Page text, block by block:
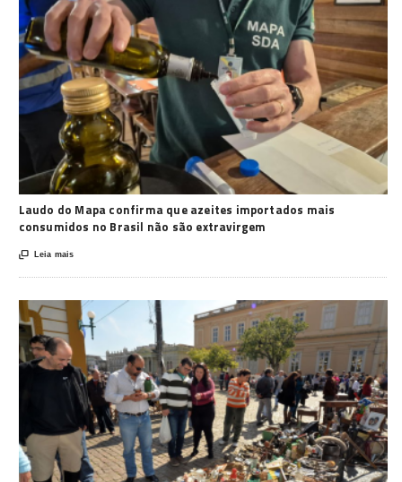
Laudo do Mapa confirma que azeites importados mais
consumidos no Brasil não são extravirgem
 Leia mais